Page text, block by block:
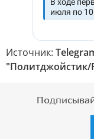
Источник:
"Политджойстик/